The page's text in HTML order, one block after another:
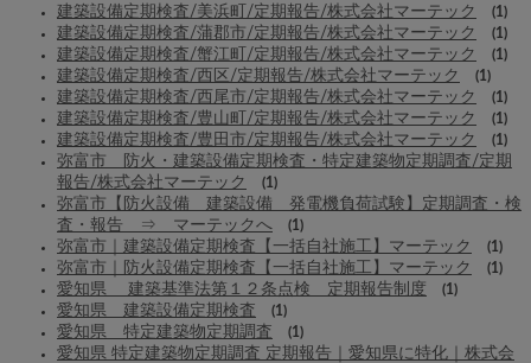
建築設備定期検査/美浜町/定期報告/株式会社マーテック (1)
建築設備定期検査/蒲郡市/定期報告/株式会社マーテック (1)
建築設備定期検査/蟹江町/定期報告/株式会社マーテック (1)
建築設備定期検査/西区/定期報告/株式会社マーテック (1)
建築設備定期検査/西尾市/定期報告/株式会社マーテック (1)
建築設備定期検査/豊山町/定期報告/株式会社マーテック (1)
建築設備定期検査/豊田市/定期報告/株式会社マーテック (1)
弥富市 防火・建築設備定期検査・特定建築物定期調査/定期
報告/株式会社マーテック
(1)
弥富市【防火設備 建築設備 発電機負荷試験】定期調査・検
査・報告 ⇒ マーテックへ
(1)
弥富市｜建築設備定期検査【一括自社施工】マーテック (1)
弥富市｜防火設備定期検査【一括自社施工】マーテック (1)
愛知県 建築基準法第１２条点検 定期報告制度 (1)
愛知県 建築設備定期検査 (1)
愛知県 特定建築物定期調査 (1)
愛知県 特定建築物定期調査 定期報告｜愛知県に特化｜株式会